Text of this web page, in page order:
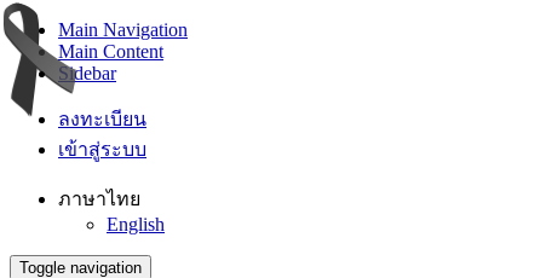
Main Navigation
Main Content
Sidebar
ลงทะเบียน
เข้าสู่ระบบ
ภาษาไทย
English
Toggle navigation